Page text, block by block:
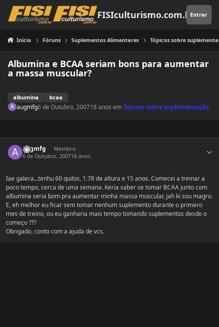
Pular para o conteúdo
FISIculturismo.com.brEntrar
Início Fóruns Suplementos Alimentares Tópicos sobre
Albumina e BCAA seriam bons para aumentar
a massa muscular?
albumina bcaa
augmfg6 de Outubro, 200718 anos emTópicos sobre suplementação
augmfg
Membro
6 de Outubro, 200718 anos
Iae galera...tenhu 60 quilos, 1.78 de altura e 15 anos. Comecei a treinar a
poco tempo, cerca de uma semana. Keria saber se tomar BCAA junto com
albumina seria bom pra aumentar minha massa muscular, jah ki sou magro.
E, eh melhor eu ficar sem tomar nenhum suplemento durante o primero
mes de treino, ou eu ganharia mais tempo tomando suplementos desde o
começo ???
Obrigado, conto com a ajuda de vcs.